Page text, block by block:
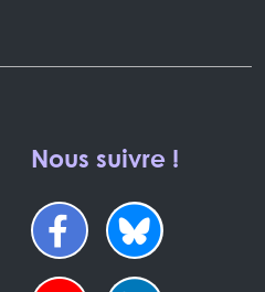
Nous suivre !